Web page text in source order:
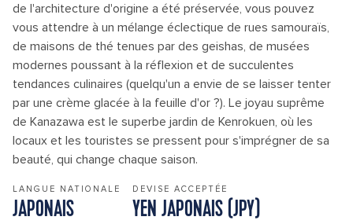
de l'architecture d'origine a été préservée, vous pouvez
vous attendre à un mélange éclectique de rues samouraïs,
de maisons de thé tenues par des geishas, de musées
modernes poussant à la réflexion et de succulentes
tendances culinaires (quelqu'un a envie de se laisser tenter
par une crème glacée à la feuille d'or ?). Le joyau suprême
de Kanazawa est le superbe jardin de Kenrokuen, où les
locaux et les touristes se pressent pour s'imprégner de sa
beauté, qui change chaque saison.
LANGUE NATIONALE
JAPONAIS
DEVISE ACCEPTÉE
YEN JAPONAIS (JPY)